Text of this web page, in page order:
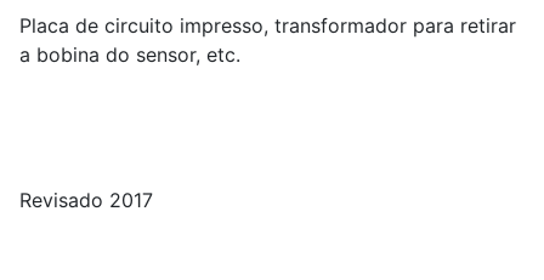
Placa de circuito impresso, transformador para retirar
a bobina do sensor, etc.
Revisado 2017